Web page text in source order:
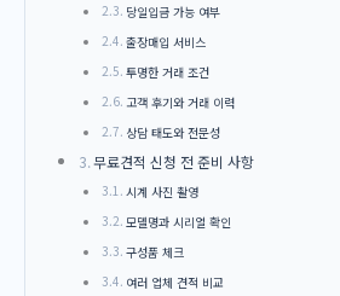
당일입금 가능 여부
출장매입 서비스
투명한 거래 조건
고객 후기와 거래 이력
상담 태도와 전문성
무료견적 신청 전 준비 사항
시계 사진 촬영
모델명과 시리얼 확인
구성품 체크
여러 업체 견적 비교